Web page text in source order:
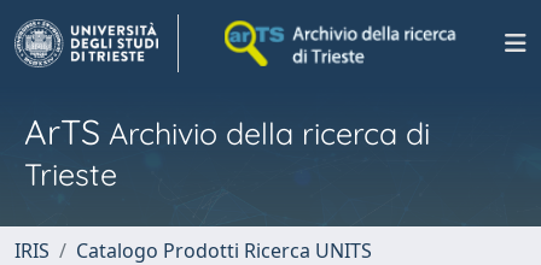
ArTS Archivio della ricerca di
Trieste
IRIS
Catalogo Prodotti Ricerca UNITS